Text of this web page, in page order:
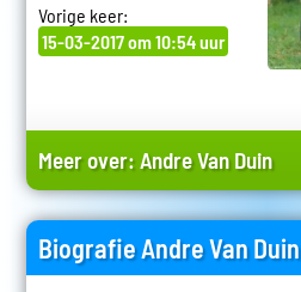
Vorige keer:
15-03-2017 om 10:54 uur
Meer over:Andre Van Duin
Biografie Andre Van Duin